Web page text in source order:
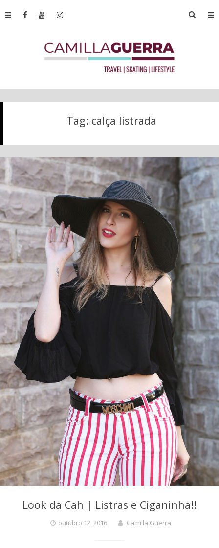
Tag: calça listrada
Look da Cah | Listras e Ciganinha!!
outubro 12, 2016 Camilla Guerra